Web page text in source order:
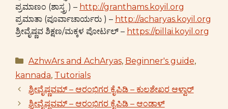
ಪ್ರಮಾಣಂ (ಶಾಸ್ತ್ರ ) – http://granthams.koyil.org
ಪ್ರಮಾತಾ (ಪೂರ್ವಾಚಾರ್ಯರು ) – http://acharyas.koyil.org
ಶ್ರೀವೈಷ್ಣವ ಶಿಕ್ಷಣ/ಮಕ್ಕಳ ಪೋರ್ಟಲ್ – https://pillai.koyil.org
Categories
AzhwArs and AchAryas, Beginner's guide,
kannada, Tutorials
ಶ್ರೀವೈಷ್ಣವಮ್ – ಆರಂಭಿಗರ ಕೈಪಿಡಿ – ಕುಲಶೇಖರ ಆಳ್ವಾರ್
ಶ್ರೀವೈಷ್ಣವಮ್ – ಆರಂಭಿಗರ ಕೈಪಿಡಿ – ಆಂಡಾಳ್